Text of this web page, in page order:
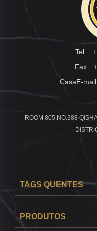
Tel. :
Fax :
CasaE-mail
ROOM 805,NO.388
TAGS QUENTES
PRODUTOS